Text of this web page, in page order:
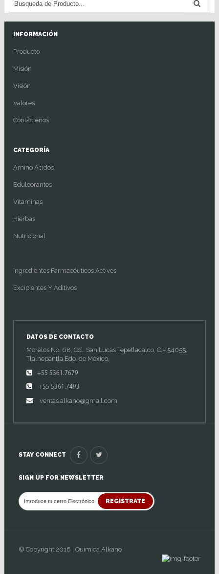
INFORMACIÓN
Producto
Misión
Visión
Valores
Contáctenos
CATEGORÍA
Amino Acidos
Edulcorantes
Vitaminas
Hierbas
Nutricional
Ingredientes Farmacéuticos Activos
Excipientes Y Aditivos
DATOS DE CONTACTO
Morelos No. 68, Col. San Lucas Tepetlacalco, C.P.54055,
Tlalnepantla Edo. de México.
+55 5361.7679
+55 5361.7493
ventas.alkano@gmail.com
STAY CONNECT
SIGN UP FOR NEWSLETTER
REGISTRATE
© Copyright 2016 | Quimica Alkano